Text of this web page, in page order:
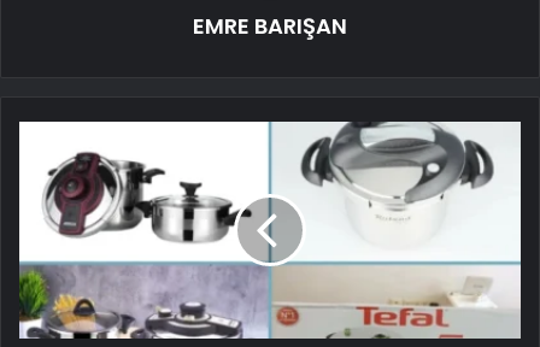
EMRE BARIŞAN